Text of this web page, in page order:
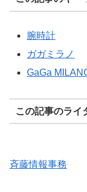
腕時計
ガガミラノ
GaGa
この記事のライ
斉藤情報事務